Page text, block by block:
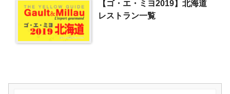
【ゴ・エ・ミヨ2019】北海道
レストラン一覧